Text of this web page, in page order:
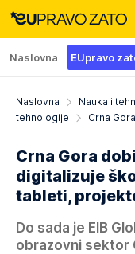
Naslovna EUpravo
Naslovna Nauka i
tehnologije
Crna
Crna Gora
digitalizuje
tableti,
Do sada je EIB
obrazovni sektor